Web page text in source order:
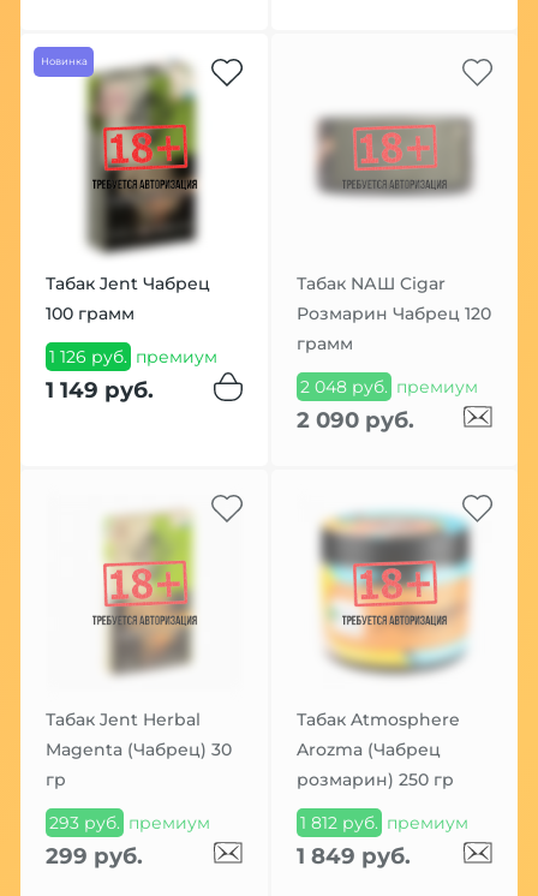
Новинка
Табак Jent Чабрец
100 грамм
1 126 руб. премиум
1 149 руб.
Табак NАШ Cigar
Розмарин Чабрец 120
грамм
2 048 руб. премиум
2 090 руб.
Табак Jent Herbal
Magenta (Чабрец) 30
гр
293 руб. премиум
299 руб.
Табак Atmosphere
Arozma (Чабрец
розмарин) 250 гр
1 812 руб. премиум
1 849 руб.